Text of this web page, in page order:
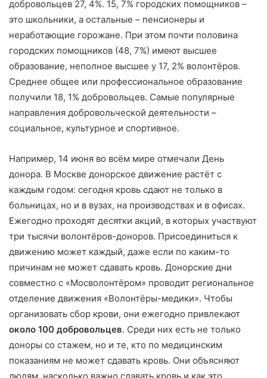
добровольцев 27, 4%. 15, 7% городских помощников –
это школьники, а остальные – пенсионеры и
неработающие горожане. При этом почти половина
городских помощников (48, 7%) имеют высшее
образование, неполное высшее у 17, 2% волонтёров.
Среднее общее или профессиональное образование
получили 18, 1% добровольцев. Самые популярные
направления добровольческой деятельности –
социальное, культурное и спортивное.
Например, 14 июня во всём мире отмечали День
донора. В Москве донорское движение растёт с
каждым годом: сегодня кровь сдают не только в
больницах, но и в вузах, на производствах и в офисах.
Ежегодно проходят десятки акций, в которых участвуют
три тысячи волонтёров-доноров. Присоединиться к
движению может каждый, даже если по каким-то
причинам не может сдавать кровь. Донорские дни
совместно с «Мосволонтёром» проводит региональное
отделение движения «Волонтёры-медики». Чтобы
организовать сбор крови, они ежегодно привлекают
около 100 добровольцев. Среди них есть не только
доноры со стажем, но и те, кто по медицинским
показаниям не может сдавать кровь. Они объясняют